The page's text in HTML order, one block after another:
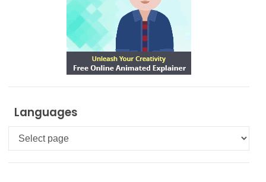
Languages
Languages